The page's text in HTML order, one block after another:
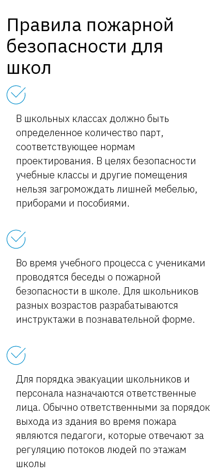
Правила пожарной
безопасности для
школ
В школьных классах должно быть
определенное количество парт,
соответствующее нормам
проектирования. В целях безопасности
учебные классы и другие помещения
нельзя загромождать лишней мебелью,
приборами и пособиями.
Во время учебного процесса с учениками
проводятся беседы о пожарной
безопасности в школе. Для школьников
разных возрастов разрабатываются
инструктажи в познавательной форме.
Для порядка эвакуации школьников и
персонала назначаются ответственные
лица. Обычно ответственными за порядок
выхода из здания во время пожара
являются педагоги, которые отвечают за
регуляцию потоков людей по этажам
школы